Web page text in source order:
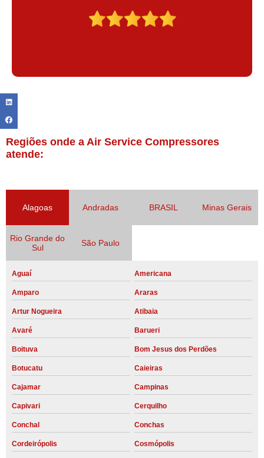
Regiões onde a Air Service Compressores
atende:
Alagoas Andradas BRASIL Minas Gerais
Rio Grande do
Sul
São Paulo
Aguaí Americana
Amparo Araras
Artur Nogueira Atibaia
Avaré Barueri
Boituva Bom Jesus dos Perdões
Botucatu Caieiras
Cajamar Campinas
Capivari Cerquilho
Conchal Conchas
Cordeirópolis Cosmópolis